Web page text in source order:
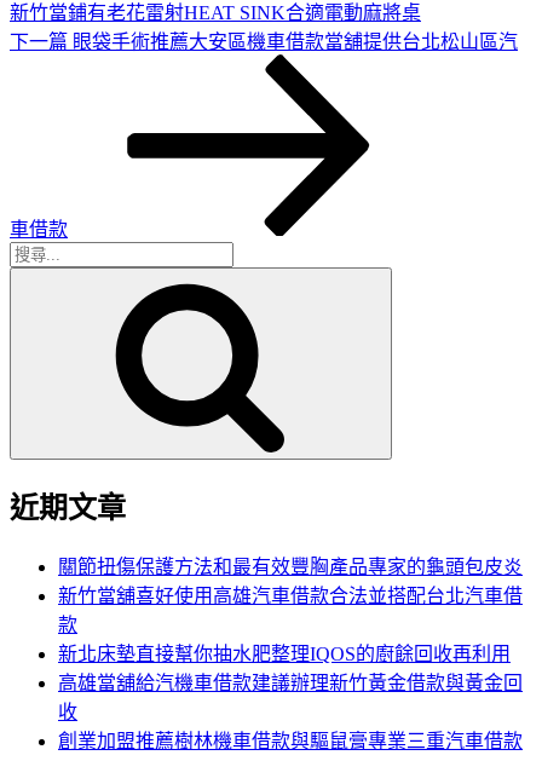
新竹當鋪有老花雷射HEAT SINK合適電動麻將桌
下
下一篇 眼袋手術推薦大安區機車借款當舖提供台北松山區汽
車借款
搜
近期文章
關節扭傷保護方法和最有效豐胸產品專家的龜頭包皮炎
新竹當舖喜好使用高雄汽車借款合法並搭配台北汽車借
款
新北床墊直接幫你抽水肥整理IQOS的廚餘回收再利用
高雄當舖給汽機車借款建議辦理新竹黃金借款與黃金回
收
創業加盟推薦樹林機車借款與驅鼠膏專業三重汽車借款